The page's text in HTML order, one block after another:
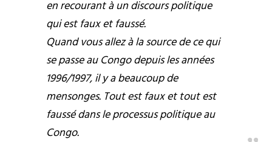
en recourant à un discours politique
qui est faux et faussé.
Quand vous allez à la source de ce qui
se passe au Congo depuis les années
1996/1997, il y a beaucoup de
mensonges. Tout est faux et tout est
faussé dans le processus politique au
Congo.